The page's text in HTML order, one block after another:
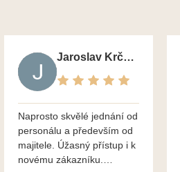
Jaroslav Krčma
Naprosto skvělé jednání od
personálu a především od
majitele. Úžasný přístup i k
novému zákazníku.